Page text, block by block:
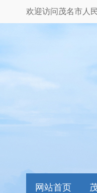
欢迎访问茂名市人
网站首页